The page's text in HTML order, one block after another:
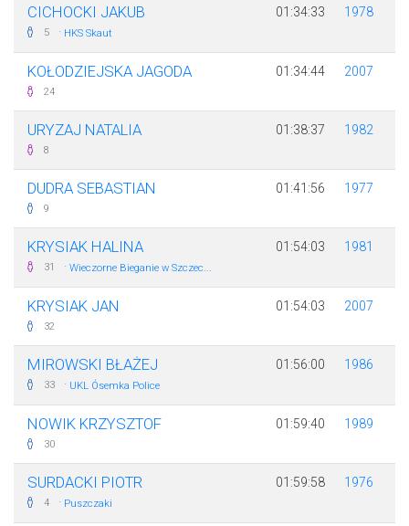
CICHOCKI JAKUB
5 · HKS Skaut
01:34:33 1978
KOŁODZIEJSKA JAGODA
24
01:34:44 2007
URYZAJ NATALIA
8
01:38:37 1982
DUDRA SEBASTIAN
9
01:41:56 1977
KRYSIAK HALINA
31 · Wieczorne Bieganie w Szczec...
01:54:03 1981
KRYSIAK JAN
32
01:54:03 2007
MIROWSKI BŁAŻEJ
33 · UKL Ósemka Police
01:56:00 1986
NOWIK KRZYSZTOF
30
01:59:40 1989
SURDACKI PIOTR
4 · Puszczaki
01:59:58 1976